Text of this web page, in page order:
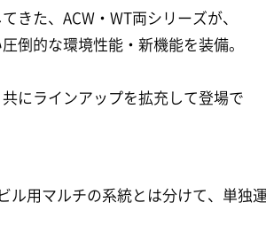
きた、ACW・WT両シリーズが、
倒的な環境性能・新機能を装備。
にラインアップを拡充して登場で
ル用マルチの系統とは分けて、単